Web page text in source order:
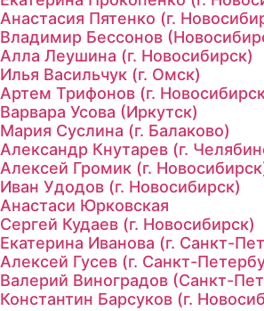
Анастасия Пятенко (г.
Владимир Бессонов
Алла Леушина (г. Новосибирск)
Илья Васильчук (г. Омск)
Артем Трифонов (г.
Варвара Усова (Иркутск)
Мария Суслина (г. Балаково)
Александр Кнутарев (г.
Алексей Громик (г.
Иван Удодов (г. Новосибирск)
Анастаси Юрковская
Сергей Кудаев (г. Новосибирск)
Екатерина Иванова (г. Санкт-
Алексей Гусев (г. Санкт-
Валерий Виноградов (Санкт-
Константин Барсуков (г.